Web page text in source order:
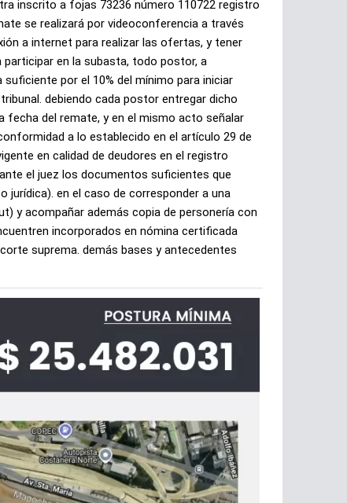
inscrito a fojas 73236 número 110722 registro
se realizará por videoconferencia a través
a internet para realizar las ofertas, y tener
en la subasta, todo postor, a
por el 10% del mínimo para iniciar
debiendo cada postor entregar dicho
fecha del remate, y en el mismo acto señalar
a lo establecido en el artículo 29 de
en calidad de deudores en el registro
el juez los documentos suficientes que
jurídica). en el caso de corresponder a una
y acompañar además copia de personería con
incorporados en nómina certificada
suprema. demás bases y antecedentes